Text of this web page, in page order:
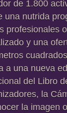
de 1.800
una nutrida
profesionales
y una
a una nueva
del Libro
la
la imagen